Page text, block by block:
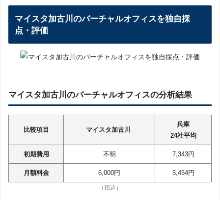
マイスタ加古川のバーチャルオフィスを独自採
点・評価
マイスタ加古川のバーチャルオフィスの分析結果
比較項目 マイスタ加古川
兵庫
24社平均
初期費用 不明 7,343円
月額料金 6,000円 5,454円
（税込）